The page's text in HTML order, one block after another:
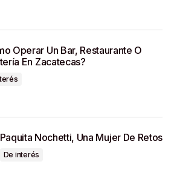
Correo Electrónico Y Sitio
Navegador Para La Próxima Vez
Operar Un Bar, Restaurante O
En Zacatecas?
Paquita Nochetti, Una Mujer De Retos
De interés